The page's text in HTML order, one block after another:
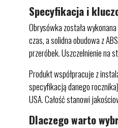
Specyfikacja i
Obrysówka została
czas, a solidna obudowa z
przeróbek. Uszczelnienie na
Produkt współpracuje z
specyfikacją danego
USA. Całość stanowi
Dlaczego warto